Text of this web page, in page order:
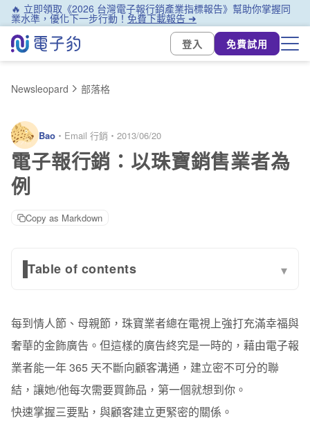
🔥 立即領取《2026 台灣電子報行銷產業指標報告》幫助你掌握同
業水準，優化下一步行動！免費下載報告 ➜
登入
免費試用
Newsleopard 部落格
Bao ・ Email 行銷 ・ 2013/06/20
電子報行銷：以珠寶銷售業者為
例
Copy as Markdown
Table of contents ▾
2. 提供豐富內容
3. 交錯運用各種行銷工具
媒體廣告
FACEBOOK 活動
每到情人節、母親節，珠寶業者總在電視上強打充滿幸福與
奢華的金飾廣告。但這樣的廣告終究是一時的，藉由電子報
業者能一年 365 天不斷向顧客溝通，建立密不可分的聯
結，讓她/他每次需要買飾品，第一個就想到你。
快速掌握三要點，與顧客建立更緊密的關係。